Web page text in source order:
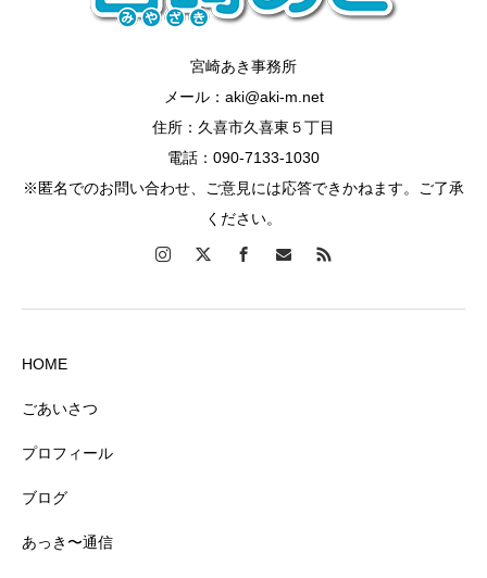
宮崎あき事務所
メール：aki@aki-m.net
住所：久喜市久喜東５丁目
電話：090-7133-1030
※匿名でのお問い合わせ、ご意見には応答できかねます。ご了承
ください。
HOME
ごあいさつ
プロフィール
ブログ
あっき〜通信